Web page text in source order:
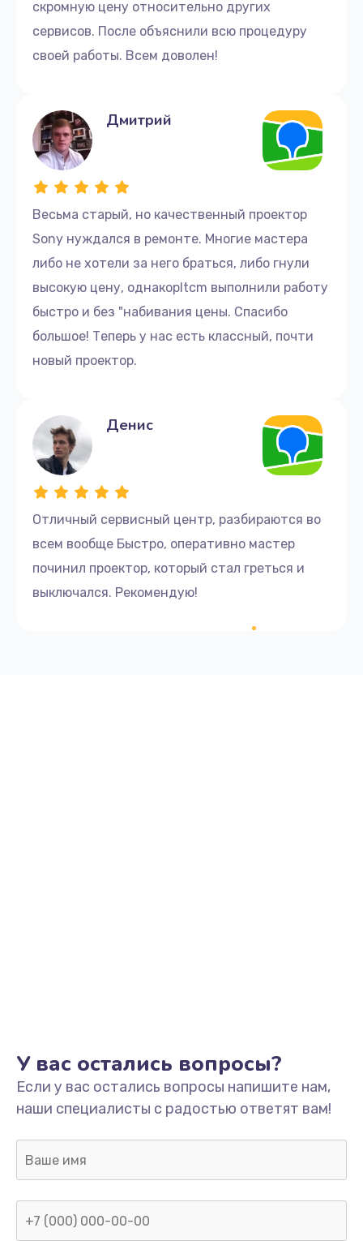
скромную цену относительно других
сервисов. После объяснили всю процедуру
своей работы. Всем доволен!
Весьма старый, но качественный проектор
Sony нуждался в ремонте. Многие мастера
либо не хотели за него браться, либо гнули
высокую цену, однакоpltcm выполнили работу
быстро и без "набивания цены. Спасибо
большое! Теперь у нас есть классный, почти
новый проектор.
Дмитрий
Отличный сервисный центр, разбираются во
всем вообще Быстро, оперативно мастер
починил проектор, который стал греться и
выключался. Рекомендую!
Денис
У вас остались вопросы?
Если у вас остались вопросы напишите нам,
наши специалисты с радостью ответят вам!